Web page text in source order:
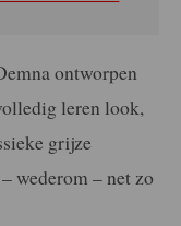
ontworpen
leren look,
grijze
wederom – net zo